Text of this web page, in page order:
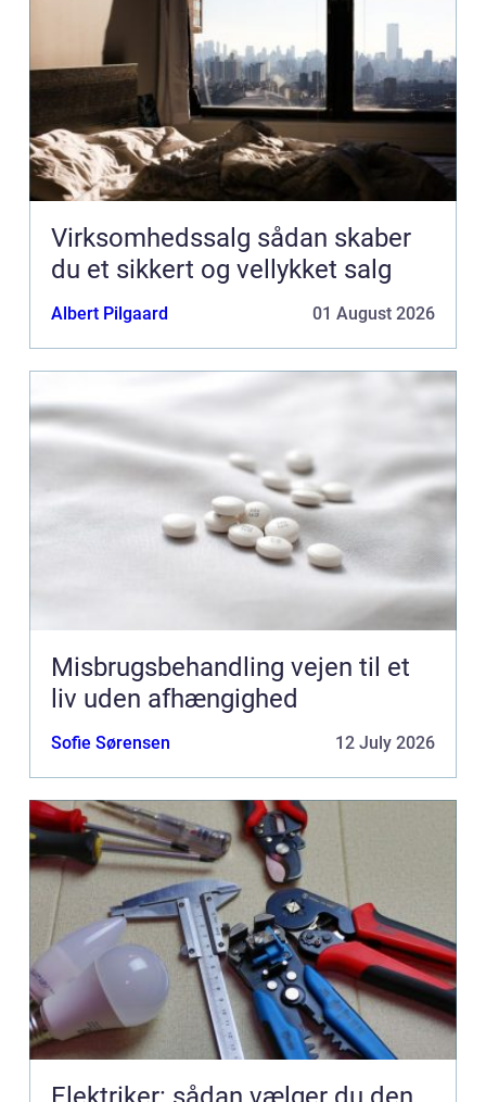
Virksomhedssalg sådan skaber
du et sikkert og vellykket salg
Albert Pilgaard 01 August 2026
Misbrugsbehandling vejen til et
liv uden afhængighed
Sofie Sørensen 12 July 2026